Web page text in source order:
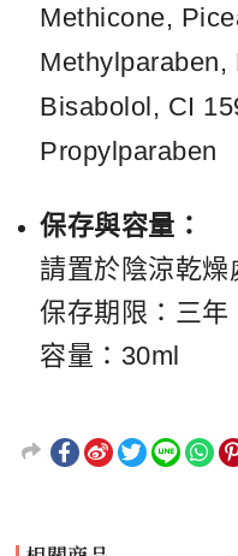
Methicone,
Bisabolol, CI
Propylparaben
保存與容量：
請置於陰涼乾
保存期限：三年
容量：30ml